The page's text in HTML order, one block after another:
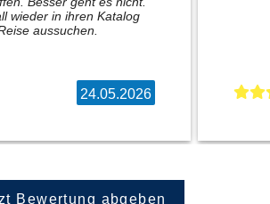
wieder in ihren Katalog
aussuchen.
24.05.2026
Bewertung abgeben